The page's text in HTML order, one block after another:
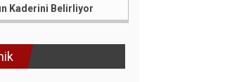
Kaderini Belirliyor